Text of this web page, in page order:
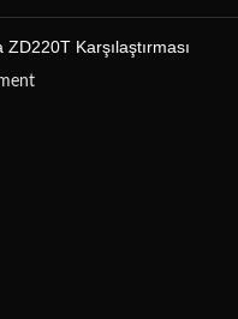
Karşılaştırması